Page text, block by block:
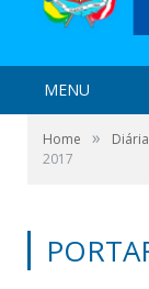
MENU
Home »
2017